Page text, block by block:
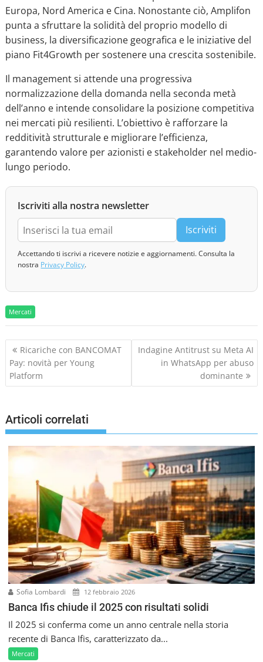
Europa, Nord America e Cina. Nonostante ciò, Amplifon
punta a sfruttare la solidità del proprio modello di
business, la diversificazione geografica e le iniziative del
piano Fit4Growth per sostenere una crescita sostenibile.
Il management si attende una progressiva
normalizzazione della domanda nella seconda metà
dell’anno e intende consolidare la posizione competitiva
nei mercati più resilienti. L’obiettivo è rafforzare la
redditività strutturale e migliorare l’efficienza,
garantendo valore per azionisti e stakeholder nel medio-
lungo periodo.
Iscriviti alla nostra newsletter
Iscriviti
Accettando ti iscrivi a ricevere notizie e aggiornamenti. Consulta la
nostra Privacy Policy.
Mercati
N
a
v
i
a
z
o
a
r
t
i
c
o
l
i
Ricariche con BANCOMAT
Pay: novità per Young
Platform
Indagine Antitrust su Meta AI
in WhatsApp per abuso
dominante
Articoli correlati
Sofia Lombardi 12 febbraio 2026
Banca Ifis chiude il 2025 con risultati solidi
Il 2025 si conferma come un anno centrale nella storia
recente di Banca Ifis, caratterizzato da...
Mercati